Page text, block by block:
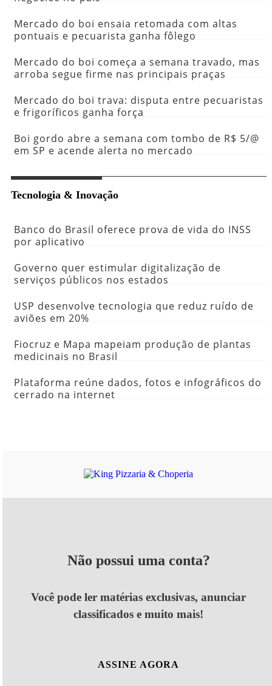
Mercado do boi ensaia retomada com altas
pontuais e pecuarista ganha fôlego
Mercado do boi começa a semana travado, mas
arroba segue firme nas principais praças
Mercado do boi trava: disputa entre pecuaristas
e frigoríficos ganha força
Boi gordo abre a semana com tombo de R$ 5/@
em SP e acende alerta no mercado
Tecnologia & Inovação
Banco do Brasil oferece prova de vida do INSS
por aplicativo
Governo quer estimular digitalização de
serviços públicos nos estados
USP desenvolve tecnologia que reduz ruído de
aviões em 20%
Fiocruz e Mapa mapeiam produção de plantas
medicinais no Brasil
Plataforma reúne dados, fotos e infográficos do
cerrado na internet
Não possui uma conta?
Você pode ler matérias exclusivas, anunciar
classificados e muito mais!
ASSINE AGORA